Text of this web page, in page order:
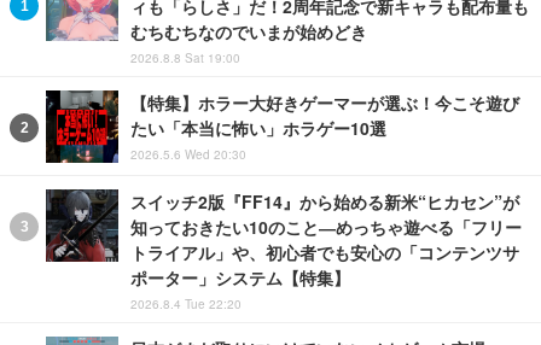
ィも「らしさ」だ！2周年記念で新キャラも配布量も
むちむちなのでいまが始めどき
2026.8.8 Sat 19:00
【特集】ホラー大好きゲーマーが選ぶ！今こそ遊び
たい「本当に怖い」ホラゲー10選
2026.5.6 Wed 20:30
スイッチ2版『FF14』から始める新米“ヒカセン”が
知っておきたい10のこと―めっちゃ遊べる「フリー
トライアル」や、初心者でも安心の「コンテンツサ
ポーター」システム【特集】
2026.8.4 Tue 22:20